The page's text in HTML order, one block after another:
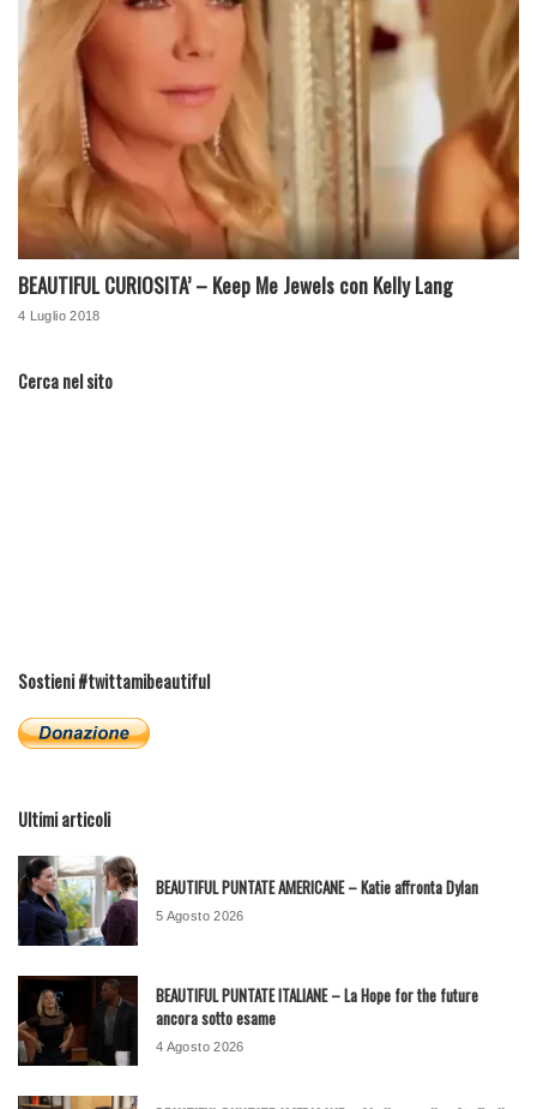
BEAUTIFUL CURIOSITA’ – Keep Me Jewels con Kelly Lang
4 Luglio 2018
Cerca nel sito
Sostieni #twittamibeautiful
Ultimi articoli
BEAUTIFUL PUNTATE AMERICANE – Katie affronta Dylan
5 Agosto 2026
BEAUTIFUL PUNTATE ITALIANE – La Hope for the future
ancora sotto esame
4 Agosto 2026